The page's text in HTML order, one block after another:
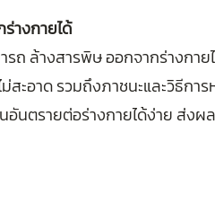
างกายได้
ถ ล้างสารพิษ ออกจากร่างกาย
ะอาด รวมถึงภาชนะและวิธีการ
อันตรายต่อร่างกายได้ง่าย ส่งผ